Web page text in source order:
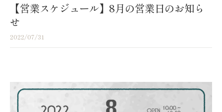
【営業スケジュール】8月の営業日のお知ら
せ
2022/07/31